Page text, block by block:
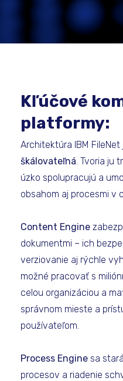
Kľúčové
platformy:
Architektúra IBM FileNet
škálovateľná. Tvoria ju
úzko spolupracujú a
obsahom aj procesmi v
Content Engine
dokumentmi – ich
verziovanie aj rýchle
možné pracovať s
celou organizáciou a
správnom mieste a
používateľom.
Process Engine sa
procesov a riadenie